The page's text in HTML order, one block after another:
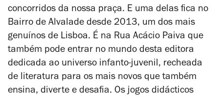
concorridos da nossa praça. E uma delas fica no
Bairro de Alvalade desde 2013, um dos mais
genuínos de Lisboa. É na Rua Acácio Paiva que
também pode entrar no mundo desta editora
dedicada ao universo infanto-juvenil, recheada
de literatura para os mais novos que também
ensina, diverte e desafia. Os jogos didácticos